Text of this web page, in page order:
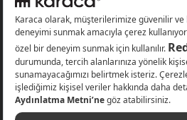
Websitesinde kullanılan bazı görseller
Karaca.com © 2026 - Karaca Züccaciye